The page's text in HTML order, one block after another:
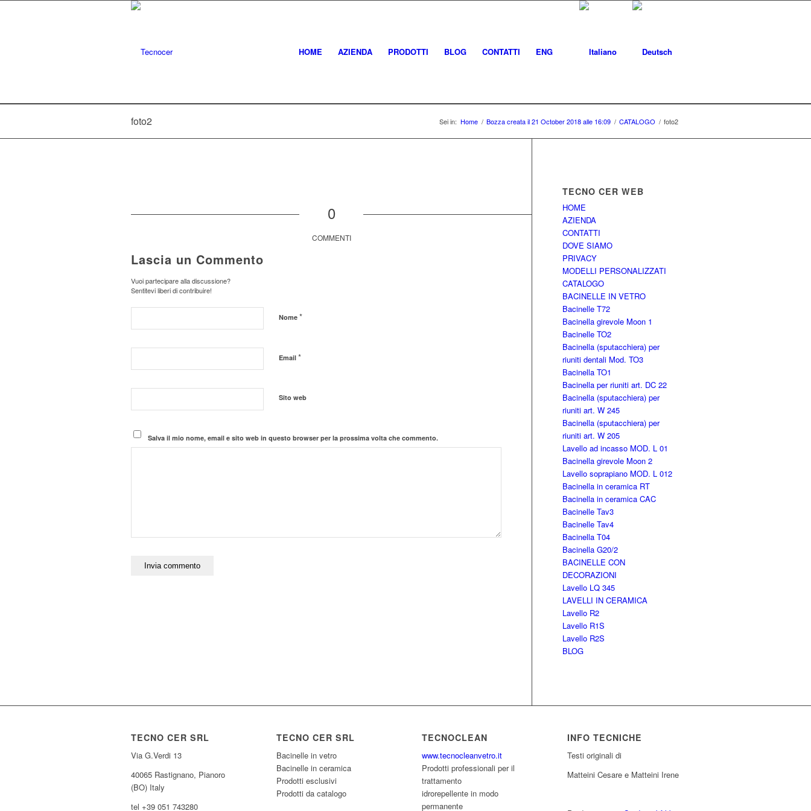
HOME AZIENDA PRODOTTI BLOG CONTATTI ENG
foto2 Sei in: Home / Bozza creata il 21 October 2018 alle 16:09 / CATALOGO / foto2
0
COMMENTI
Lascia un Commento
Vuoi partecipare alla discussione?
Sentitevi liberi di contribuire!
Nome *
Email *
Sito web
Salva il mio nome, email e sito web in questo browser per la prossima volta che commento.
TECNO CER WEB
HOME
AZIENDA
CONTATTI
DOVE SIAMO
PRIVACY
MODELLI PERSONALIZZATI
CATALOGO
BACINELLE IN VETRO
Bacinelle T72
Bacinella girevole Moon 1
Bacinelle TO2
Bacinella (sputacchiera) per
riuniti dentali Mod. TO3
Bacinella TO1
Bacinella per riuniti art. DC 22
Bacinella (sputacchiera) per
riuniti art. W 245
Bacinella (sputacchiera) per
riuniti art. W 205
Lavello ad incasso MOD. L 01
Bacinella girevole Moon 2
Lavello soprapiano MOD. L 012
Bacinella in ceramica RT
Bacinella in ceramica CAC
Bacinelle Tav3
Bacinelle Tav4
Bacinella T04
Bacinella G20/2
BACINELLE CON
DECORAZIONI
Lavello LQ 345
LAVELLI IN CERAMICA
Lavello R2
Lavello R1S
Lavello R2S
BLOG
TECNO CER SRL
Via G.Verdi 13
40065 Rastignano, Pianoro
(BO) Italy
tel +39 051 743280
TECNO CER SRL
Bacinelle in vetro
Bacinelle in ceramica
Prodotti esclusivi
Prodotti da catalogo
TECNOCLEAN
www.tecnocleanvetro.it
Prodotti professionali per il
trattamento
idrorepellente in modo
permanente
INFO TECNICHE
Testi originali di
Matteini Cesare e Matteini Irene